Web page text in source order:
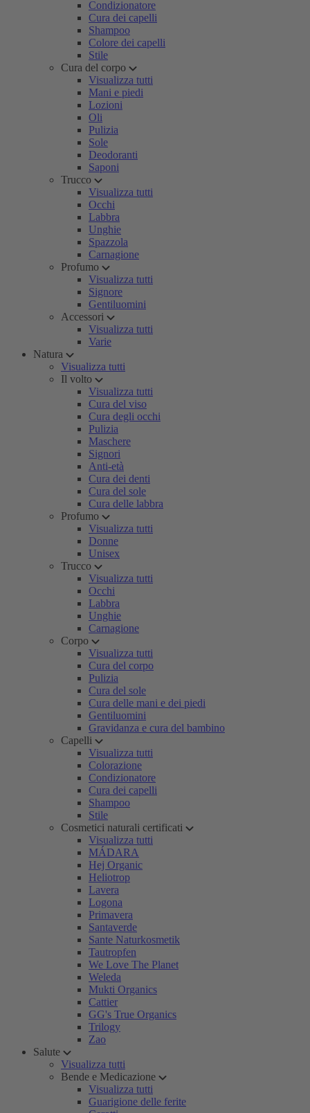
Condizionatore
Cura dei capelli
Shampoo
Colore dei capelli
Stile
Cura del corpo
Visualizza tutti
Mani e piedi
Lozioni
Oli
Pulizia
Sole
Deodoranti
Saponi
Trucco
Visualizza tutti
Occhi
Labbra
Unghie
Spazzola
Carnagione
Profumo
Visualizza tutti
Signore
Gentiluomini
Accessori
Visualizza tutti
Varie
Natura
Visualizza tutti
Il volto
Visualizza tutti
Cura del viso
Cura degli occhi
Pulizia
Maschere
Signori
Anti-età
Cura dei denti
Cura del sole
Cura delle labbra
Profumo
Visualizza tutti
Donne
Unisex
Trucco
Visualizza tutti
Occhi
Labbra
Unghie
Carnagione
Corpo
Visualizza tutti
Cura del corpo
Pulizia
Cura del sole
Cura delle mani e dei piedi
Gentiluomini
Gravidanza e cura del bambino
Capelli
Visualizza tutti
Colorazione
Condizionatore
Cura dei capelli
Shampoo
Stile
Cosmetici naturali certificati
Visualizza tutti
MÁDARA
Hej Organic
Heliotrop
Lavera
Logona
Primavera
Santaverde
Sante Naturkosmetik
Tautropfen
We Love The Planet
Weleda
Mukti Organics
Cattier
GG's True Organics
Trilogy
Zao
Salute
Visualizza tutti
Bende e Medicazione
Visualizza tutti
Guarigione delle ferite